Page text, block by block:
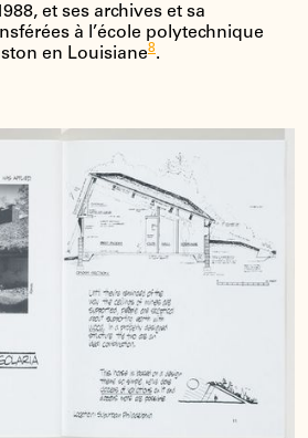
et ses archives et sa
à l’école polytechnique
en Louisiane8.